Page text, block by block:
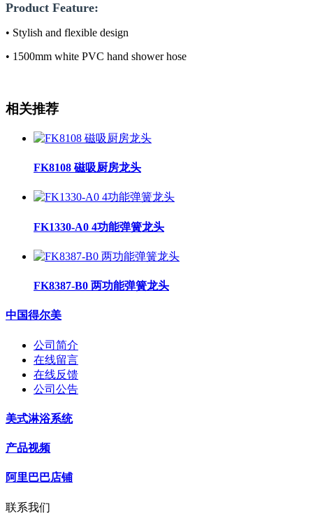
Product Feature:
• Stylish and flexible design
• 1500mm white PVC hand shower hose
相关推荐
FK8108 磁吸厨房龙头
FK1330-A0 4功能弹簧龙头
FK8387-B0 两功能弹簧龙头
中国得尔美
公司简介
在线留言
在线反馈
公司公告
美式淋浴系统
产品视频
阿里巴巴店铺
联系我们